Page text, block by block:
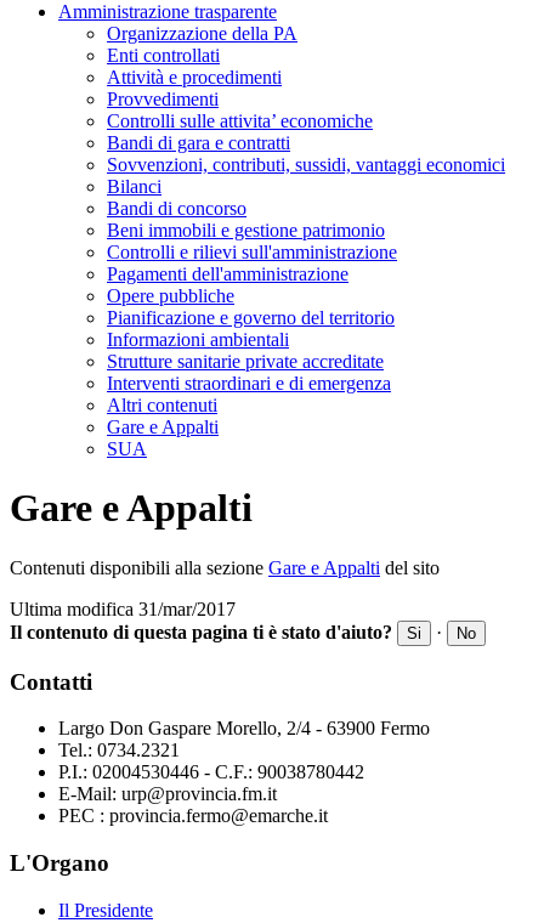
Amministrazione trasparente
Organizzazione della PA
Enti controllati
Attività e procedimenti
Provvedimenti
Controlli sulle attivita’ economiche
Bandi di gara e contratti
Sovvenzioni, contributi, sussidi, vantaggi economici
Bilanci
Bandi di concorso
Beni immobili e gestione patrimonio
Controlli e rilievi sull'amministrazione
Pagamenti dell'amministrazione
Opere pubbliche
Pianificazione e governo del territorio
Informazioni ambientali
Strutture sanitarie private accreditate
Interventi straordinari e di emergenza
Altri contenuti
Gare e Appalti
SUA
Gare e Appalti
Contenuti disponibili alla sezione Gare e Appalti del sito
Ultima modifica 31/mar/2017
Il contenuto di questa pagina ti è stato d'aiuto?
Si · No
Contatti
Largo Don Gaspare Morello, 2/4 - 63900 Fermo
Tel.: 0734.2321
P.I.: 02004530446 - C.F.: 90038780442
E-Mail: urp@provincia.fm.it
PEC : provincia.fermo@emarche.it
L'Organo
Il Presidente